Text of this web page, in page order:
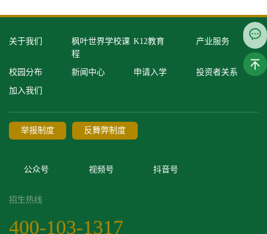
关于我们
枫叶世界学校课
程
K12教育 产业服务
校园分布 新闻中心 申请入学 投资者关系
加入我们
举报制度 反舞弊制度
公众号 视频号 抖音号
招生热线
400-103-1317